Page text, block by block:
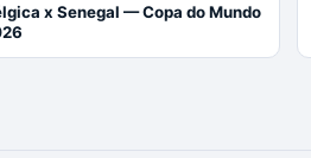
x Senegal — Copa do Mundo